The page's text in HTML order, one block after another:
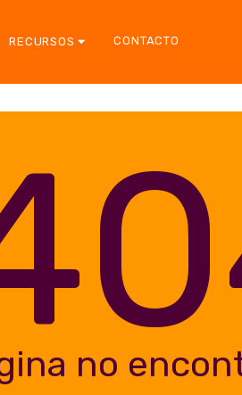
RECURSOS CONTACTO
no